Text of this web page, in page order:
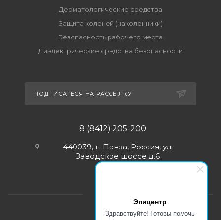
Эпицентр
Здравствуйте! Готовы помочь
Дерматологические средства
Защита коленей (наколенники)
Безопасность рабочего места
Диэлектрические средства безопасности
ПОДПИСАТЬСЯ НА РАССЫЛКУ
8 (8412) 205-200
440039, г. Пенза, Россия, ул.
Заводское шоссе д.6